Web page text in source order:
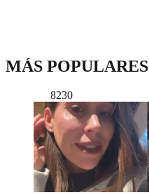
MÁS POPULARES
8230